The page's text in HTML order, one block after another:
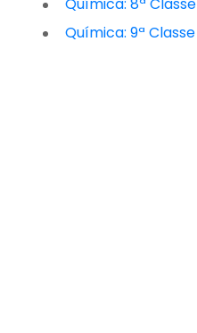
Química: 9ª Classe